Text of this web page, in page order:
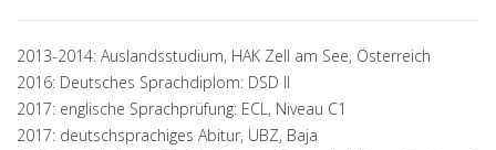
2013-2014: Auslandsstudium, HAK Zell am See, Österreich
2016: Deutsches Sprachdiplom: DSD II
2017: englische Sprachprüfung: ECL, Niveau C1
2017: deutschsprachiges Abitur, UBZ, Baja